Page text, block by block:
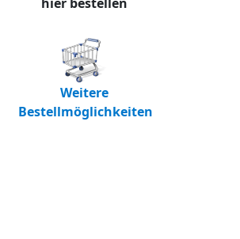
Weitere
Bestellmöglichkeiten